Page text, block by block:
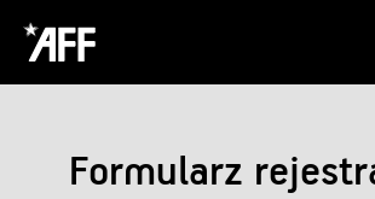
Formularz